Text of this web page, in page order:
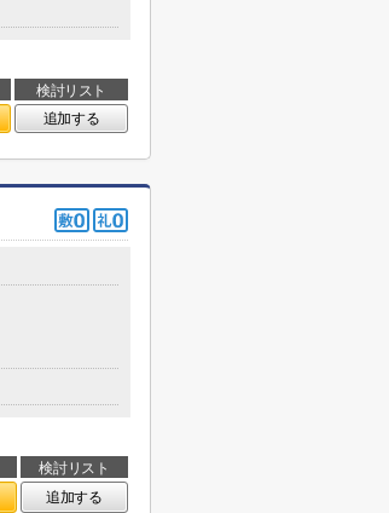
検討リスト
追加する
検討リスト
追加する